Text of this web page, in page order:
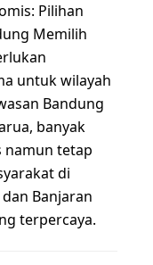
Pilihan
Memilih
untuk wilayah
Bandung
banyak
namun tetap
di
Banjaran
terpercaya.